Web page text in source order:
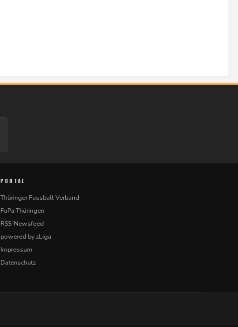
PORTAL
Thüringer Fussball Verband
FuPa Thüringen
RSS-Newsfeed
powered by zLiga
Impressum
Datenschutz